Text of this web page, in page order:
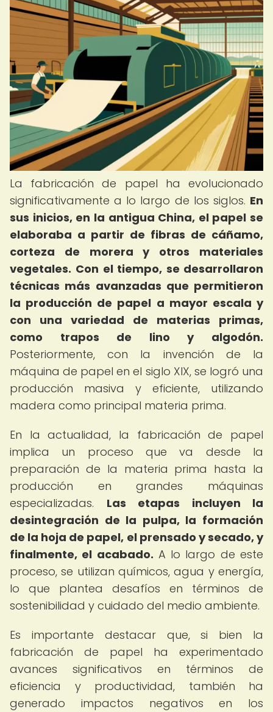
La fabricación de papel ha evolucionado
significativamente a lo largo de los siglos. En
sus inicios, en la antigua China, el papel se
elaboraba a partir de fibras de cáñamo,
corteza de morera y otros materiales
vegetales. Con el tiempo, se desarrollaron
técnicas más avanzadas que permitieron
la producción de papel a mayor escala y
con una variedad de materias primas,
como trapos de lino y algodón.
Posteriormente, con la invención de la
máquina de papel en el siglo XIX, se logró una
producción masiva y eficiente, utilizando
madera como principal materia prima.
En la actualidad, la fabricación de papel
implica un proceso que va desde la
preparación de la materia prima hasta la
producción en grandes máquinas
especializadas. Las etapas incluyen la
desintegración de la pulpa, la formación
de la hoja de papel, el prensado y secado, y
finalmente, el acabado. A lo largo de este
proceso, se utilizan químicos, agua y energía,
lo que plantea desafíos en términos de
sostenibilidad y cuidado del medio ambiente.
Es importante destacar que, si bien la
fabricación de papel ha experimentado
avances significativos en términos de
eficiencia y productividad, también ha
generado impactos negativos en los